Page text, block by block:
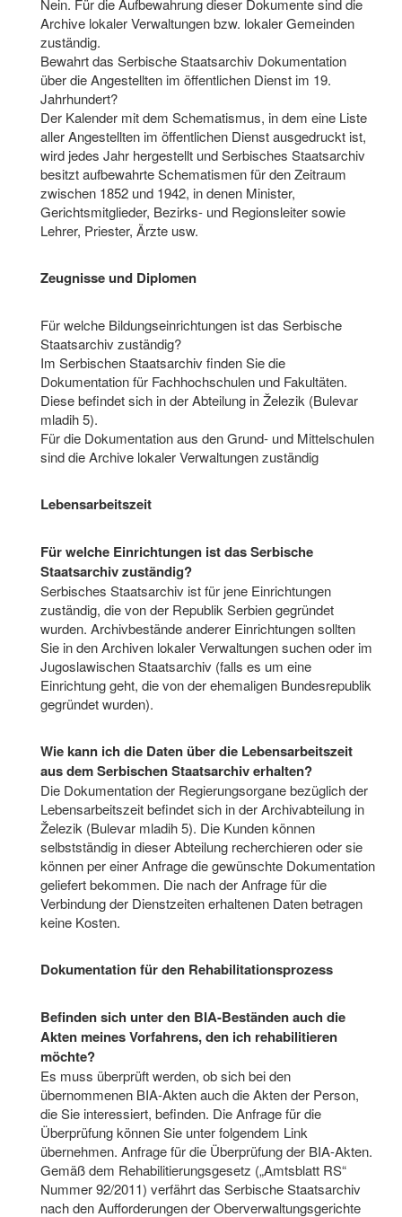
Nein. Für die Aufbewahrung dieser Dokumente sind die
Archive lokaler Verwaltungen bzw. lokaler Gemeinden
zuständig.
Bewahrt das Serbische Staatsarchiv Dokumentation
über die Angestellten im öffentlichen Dienst im 19.
Jahrhundert?
Der Kalender mit dem Schematismus, in dem eine Liste
aller Angestellten im öffentlichen Dienst ausgedruckt ist,
wird jedes Jahr hergestellt und Serbisches Staatsarchiv
besitzt aufbewahrte Schematismen für den Zeitraum
zwischen 1852 und 1942, in denen Minister,
Gerichtsmitglieder, Bezirks- und Regionsleiter sowie
Lehrer, Priester, Ärzte usw.
Zeugnisse und Diplomen
Für welche Bildungseinrichtungen ist das Serbische
Staatsarchiv zuständig?
Im Serbischen Staatsarchiv finden Sie die
Dokumentation für Fachhochschulen und Fakultäten.
Diese befindet sich in der Abteilung in Železik (Bulevar
mladih 5).
Für die Dokumentation aus den Grund- und Mittelschulen
sind die Archive lokaler Verwaltungen zuständig
Lebensarbeitszeit
Für welche Einrichtungen ist das Serbische
Staatsarchiv zuständig?
Serbisches Staatsarchiv ist für jene Einrichtungen
zuständig, die von der Republik Serbien gegründet
wurden. Archivbestände anderer Einrichtungen sollten
Sie in den Archiven lokaler Verwaltungen suchen oder im
Jugoslawischen Staatsarchiv (falls es um eine
Einrichtung geht, die von der ehemaligen Bundesrepublik
gegründet wurden).
Wie kann ich die Daten über die Lebensarbeitszeit
aus dem Serbischen Staatsarchiv erhalten?
Die Dokumentation der Regierungsorgane bezüglich der
Lebensarbeitszeit befindet sich in der Archivabteilung in
Železik (Bulevar mladih 5). Die Kunden können
selbstständig in dieser Abteilung recherchieren oder sie
können per einer Anfrage die gewünschte Dokumentation
geliefert bekommen. Die nach der Anfrage für die
Verbindung der Dienstzeiten erhaltenen Daten betragen
keine Kosten.
Dokumentation für den Rehabilitationsprozess
Befinden sich unter den BIA-Beständen auch die
Akten meines Vorfahrens, den ich rehabilitieren
möchte?
Es muss überprüft werden, ob sich bei den
übernommenen BIA-Akten auch die Akten der Person,
die Sie interessiert, befinden. Die Anfrage für die
Überprüfung können Sie unter folgendem Link
übernehmen. Anfrage für die Überprüfung der BIA-Akten.
Gemäß dem Rehabilitierungsgesetz („Amtsblatt RS“
Nummer 92/2011) verfährt das Serbische Staatsarchiv
nach den Aufforderungen der Oberverwaltungsgerichte